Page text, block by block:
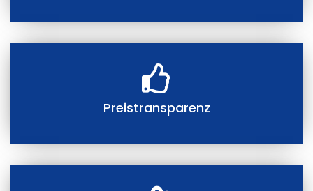
Preistransparenz